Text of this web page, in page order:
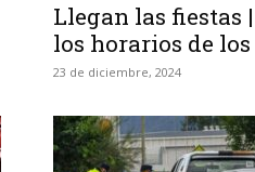
Llegan las fiestas
los horarios de
23 de diciembre, 2024